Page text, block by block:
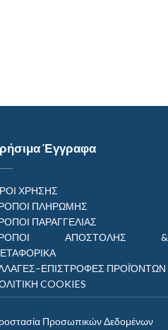
Έγγραφα
ΧΡΗΣΗΣ
ΠΛΗΡΩΜΗΣ
ΠΑΡΑΓΓΕΛΙΑΣ
ΑΠΟΣΤΟΛΗΣ &
ΠΡΟΪΌΝΤΩΝ
COOKIES
Προσωπικών Δεδομένων